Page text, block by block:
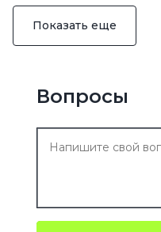
Показать еще
Вопросы